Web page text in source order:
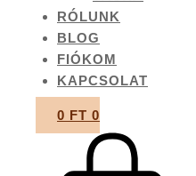
RÓLUNK
BLOG
FIÓKOM
KAPCSOLAT
0 FT 0